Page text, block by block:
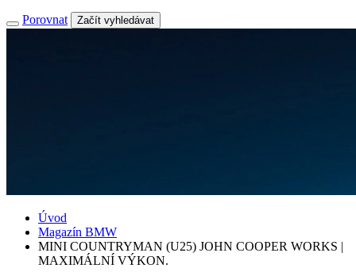
Porovnat Začít vyhledávat
Úvod
Magazín BMW
MINI COUNTRYMAN (U25) JOHN COOPER WORKS |
MAXIMÁLNÍ VÝKON.